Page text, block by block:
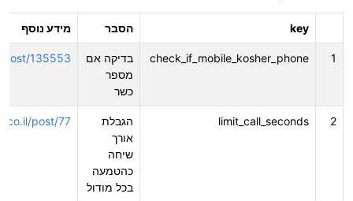
key הסבר מידע נוסף
1
check_if_mobile_kosher_phone
בדיקה אם
מספר
כשר
post/135553
2
limit_call_seconds
הגבלת
אורך
שיחה
כהטמעה
בכל מודול
post/77